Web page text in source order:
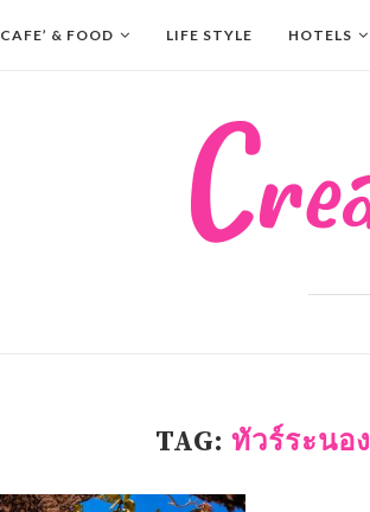
CAFE’ & FOOD LIFE STYLE HOTELS
TAG: ทัวร์ระนอง